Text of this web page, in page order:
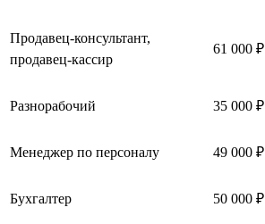
Продавец-консультант,
продавец-кассир
61 000 ₽
Разнорабочий 35 000 ₽
Менеджер по персоналу 49 000 ₽
Бухгалтер 50 000 ₽